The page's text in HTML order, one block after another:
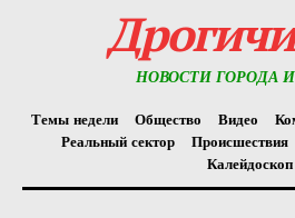
НОВОСТИ ГОРОДА
Темы недели Общество Видео
Реальный сектор
Происшествия
Калейдоскоп